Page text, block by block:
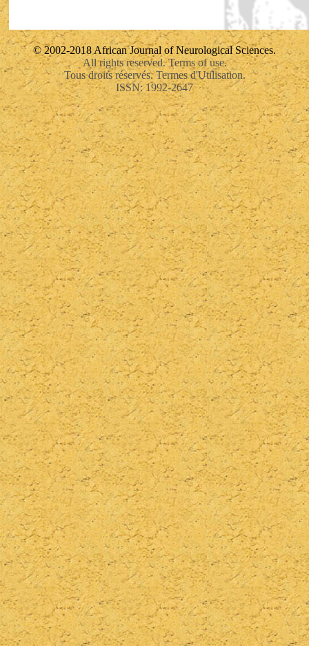
© 2002-2018 African Journal of Neurological Sciences.
All rights reserved. Terms of use.
Tous droits réservés. Termes d'Utilisation.
ISSN: 1992-2647